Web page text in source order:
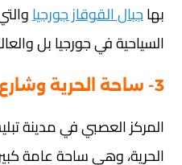
بهاجبال القوقاز جورجيا
السياحية في جورجيا بل
3- ساحة الحرية وشارع روستافيلي
المركز العصبي في مدينة
الحرية، وهي ساحة عامة